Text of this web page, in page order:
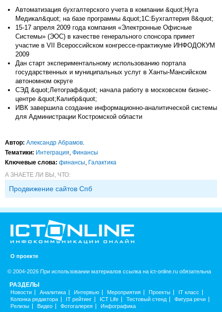
Автоматизация бухгалтерского учета в компании &quot;Нуга
Медикал&quot; на базе программы &quot;1С:Бухгалтерия 8&quot;
15-17 апреля 2009 года компания «Электронные Офисные
Системы» (ЭОС) в качестве генерального спонсора примет
участие в VII Всероссийском конгрессе-практикуме ИНФОДОКУМ
2009
Дан старт экспериментальному использованию портала
государственных и муниципальных услуг в Ханты-Мансийском
автономном округе
СЭД &quot;Летограф&quot; начала работу в московском бизнес-
центре &quot;Калибр&quot;
ИВК завершила создание информационно-аналитической системы
для Администрации Костромской области
Автор: Александр Абрамов
Тематики: Интеграция Финансы
Ключевые слова: финансы Галактика
А ЗНАЕТЕ ЛИ ВЫ, ЧТО:
Продвижение сайтов Спб
О проекте
© 2004-2026 При использовании материалов ссылка на ict-online.ru обязательна
РАЗДЕЛЫ
Новости Аналитика Интервью Мероприятия Проекты
IT класс
Колонка редактора
IT рейтинг ICT Life Тестовый стенд
Фигура речи
Релизы
Видео Фотогалерея Инфографика